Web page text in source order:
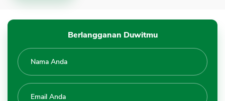
Berlangganan Duwitmu